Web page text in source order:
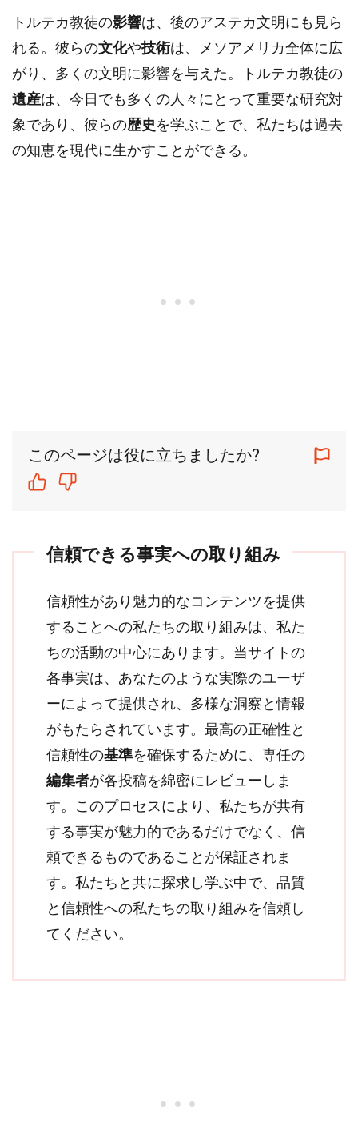
トルテカ教徒の影響は、後のアステカ文明にも見ら
れる。彼らの文化や技術は、メソアメリカ全体に広
がり、多くの文明に影響を与えた。トルテカ教徒の
遺産は、今日でも多くの人々にとって重要な研究対
象であり、彼らの歴史を学ぶことで、私たちは過去
の知恵を現代に生かすことができる。
このページは役に立ちましたか?
信頼できる事実への取り組み
信頼性があり魅力的なコンテンツを提供
することへの私たちの取り組みは、私た
ちの活動の中心にあります。当サイトの
各事実は、あなたのような実際のユーザ
ーによって提供され、多様な洞察と情報
がもたらされています。最高の正確性と
信頼性の基準を確保するために、専任の
編集者が各投稿を綿密にレビューしま
す。このプロセスにより、私たちが共有
する事実が魅力的であるだけでなく、信
頼できるものであることが保証されま
す。私たちと共に探求し学ぶ中で、品質
と信頼性への私たちの取り組みを信頼し
てください。